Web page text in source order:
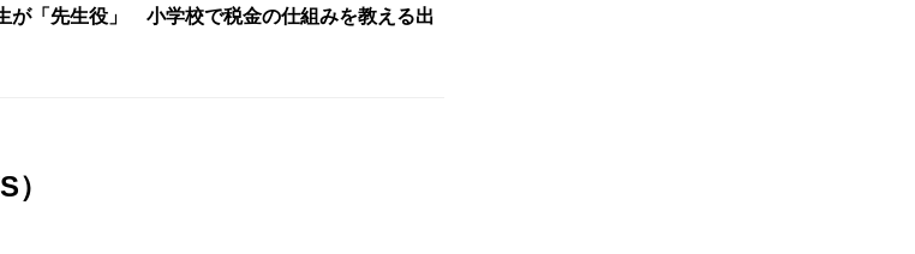
が「先生役」 小学校で税金の仕組みを教える出